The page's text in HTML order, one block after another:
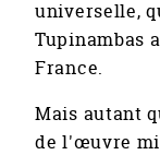
universelle,
Tupinambas
France.
Mais autant
de l'œuvre